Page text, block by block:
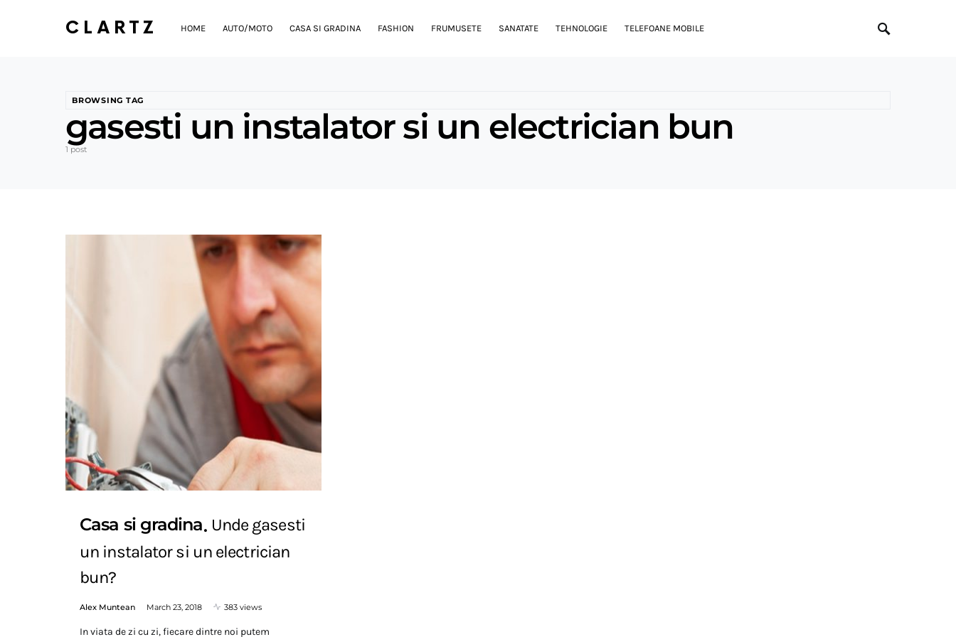
CLARTZ HOME AUTO/MOTO CASA SI GRADINA FASHION FRUMUSETE SANATATE TEHNOLOGIE TELEFOANE MOBILE
BROWSING TAG
gasesti un instalator si un electrician bun
1 post
Casa si gradina Unde gasesti
un instalator si un electrician
bun?
Alex Muntean March 23, 2018 383 views
In viata de zi cu zi, fiecare dintre noi putem